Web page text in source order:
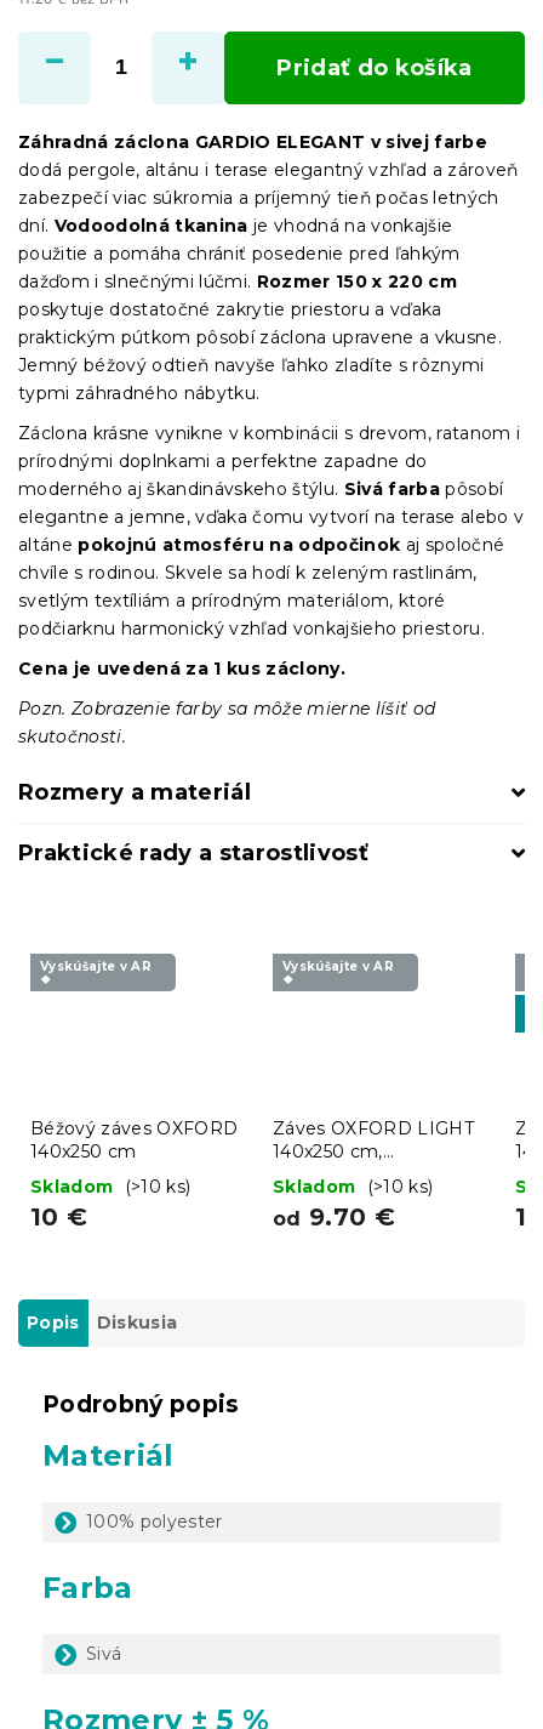
cena:
Pridať do košíka
Záhradná záclona GARDIO ELEGANT v sivej farbe
dodá pergole, altánu i terase elegantný vzhľad a zároveň
zabezpečí viac súkromia a príjemný tieň počas letných
dní. Vodoodolná tkanina je vhodná na vonkajšie
použitie a pomáha chrániť posedenie pred ľahkým
dažďom i slnečnými lúčmi. Rozmer 150 x 220 cm
poskytuje dostatočné zakrytie priestoru a vďaka
praktickým pútkom pôsobí záclona upravene a vkusne.
Jemný béžový odtieň navyše ľahko zladíte s rôznymi
typmi záhradného nábytku.
Záclona krásne vynikne v kombinácii s drevom, ratanom i
prírodnými doplnkami a perfektne zapadne do
moderného aj škandinávskeho štýlu. Sivá farba pôsobí
elegantne a jemne, vďaka čomu vytvorí na terase alebo v
altáne pokojnú atmosféru na odpočinok aj spoločné
chvíle s rodinou. Skvele sa hodí k zeleným rastlinám,
svetlým textíliám a prírodným materiálom, ktoré
podčiarknu harmonický vzhľad vonkajšieho priestoru.
Cena je uvedená za 1 kus záclony.
Pozn. Zobrazenie farby sa môže mierne líšiť od
skutočnosti.
Rozmery a materiál
Praktické rady a starostlivosť
Vyskúšajte v AR
❖
Béžový záves OXFORD
140x250 cm
Skladom
(>10 ks)
10 €
Vyskúšajte v AR
❖
Záves OXFORD LIGHT
140x250 cm,
tmavozelený
Skladom (>10 ks)
od 9.70 €
Popis Diskusia
Podrobný popis
Materiál
100% polyester
Farba
Sivá
Rozmery ± 5 %